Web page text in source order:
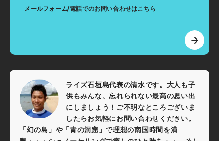
メールフォーム/電話でのお問い合わせはこちら
ライズ石垣島代表の清水です。大人も子
供もみんな、忘れられない最高の思い出
にしましょう！ご不明なところございま
したらお気軽にお問い合わせください。
「幻の島」や「青の洞窟」で理想の南国時間を満